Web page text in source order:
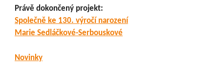
Právě dokončený projekt:
Společně ke 130. výročí narození
Marie Sedláčkové-Serbouskové
Novinky